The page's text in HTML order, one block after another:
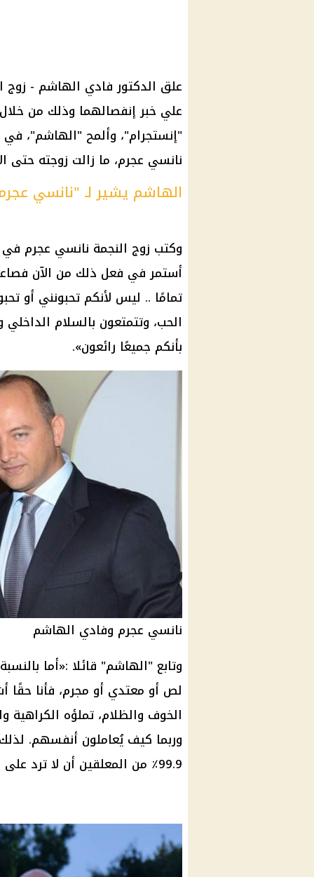
علق الدكتور فادي الهاشم - زوج
علي خبر إنفصالهما وذلك من
"إنستجرام"، وألمح "الهاشم"، في
نانسي عجرم، ما زالت زوجته حتى
الهاشم يشير لـ "نانسي
وكتب زوج النجمة نانسي عجرم
تمامًا .. ليس لأنكم تحبونني أو
الحب، وتتمتعون بالسلام
بأنكم جميعًا رائعون».
نانسي عجرم وفادي الهاشم
وتابع "الهاشم" قائلا :«أما
لص أو معتدي أو مجرم، فأنا
الخوف والظلام، تملؤه
وربما كيف يُعاملون أنفسهم.
99.9٪ من المعلقين أن لا ترد على عدوانهم بل تظهر التعاطف بدلاً من ذلك».